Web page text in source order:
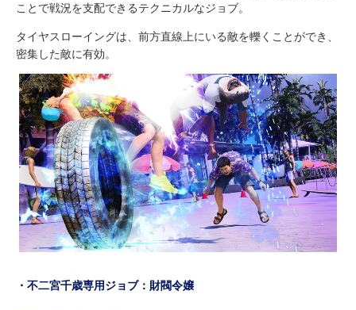
ことで戦況を支配できるテクニカルなジョブ。
タイヤスローイングは、前方直線上にいる敵を轢くことができ、
密集した敵に有効。
・不二宮千歳専用ジョブ：財閥令嬢